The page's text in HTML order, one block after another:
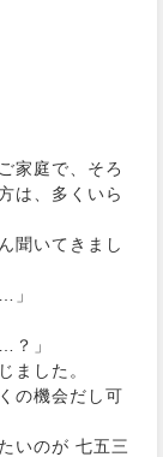
家庭で、そろ
は、多くいら
聞いてきまし
」
？」
ました。
の機会だし可
いのが 七五三